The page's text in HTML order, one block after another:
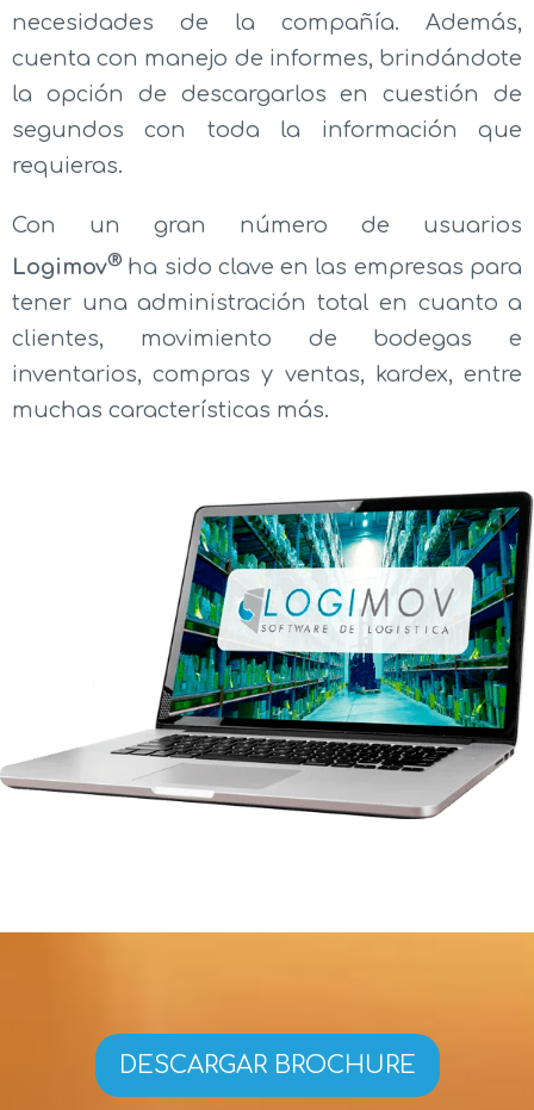
necesidades de la compañía. Además,
cuenta con manejo de informes, brindándote
la opción de descargarlos en cuestión de
segundos con toda la información que
requieras.
Con un gran número de usuarios
Logimov® ha sido clave en las empresas para
tener una administración total en cuanto a
clientes, movimiento de bodegas e
inventarios, compras y ventas, kardex, entre
muchas características más.
DESCARGAR BROCHURE